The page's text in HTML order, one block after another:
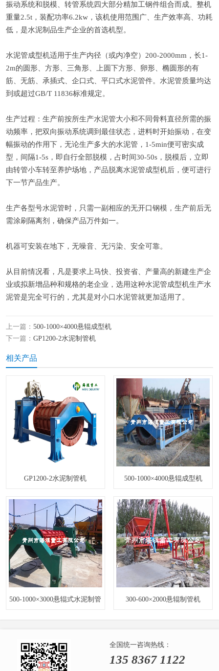
振动系统和脱模、转管系统四大部分精加工钢件组合而成。整机
重量2.5t，装配功率6.2kw，该机使用范围广、生产效率高、功耗
低，是水泥制品生产企业的首选机型。
水泥管成型机适用于生产内径（或内净空）200-2000mm，长1-
2m的圆形、方形、三角形、上圆下方形、卵形、椭圆形的有
筋、无筋、承插式、企口式、平口式水泥管件。水泥管质量均达
到或超过GB/T 11836标准规定。
生产过程：生产前按所生产水泥管大小和不同骨料直径所需的振
动频率，把双向振动系统调到最佳状态，进料时开始振动，在变
幅振动的作用下，无论生产多大的水泥管，1-5min便可密实成
型，间隔1-5s，即自行全部脱模，占时间30-50s，脱模后，立即
由转管小车转至养护场地，产品脱离水泥管成型机后，便可进行
下一节产品生产。
生产各型号水泥管时，只需一副相应的无开口钢模，生产前后无
需涂刷隔离剂，确保产品万件如一。
机器可安装在地下，无噪音、无污染、安全可靠。
从目前情况看，凡是要求上马快、投资省、产量高的新建生产企
业或拟新增品种和规格的老企业，选用这种水泥管成型机生产水
泥管是完全可行的，尤其是对小口水泥管就更加适用了。
上一篇： 500-1000×4000悬辊成型机
下一篇： GP1200-2水泥制管机
相关产品
GP1200-2水泥制管机 500-1000×4000悬辊成型机
500-1000×3000悬辊式水泥制管
机
300-600×2000悬辊制管机
全国统一咨询热线：
135 8367 1122